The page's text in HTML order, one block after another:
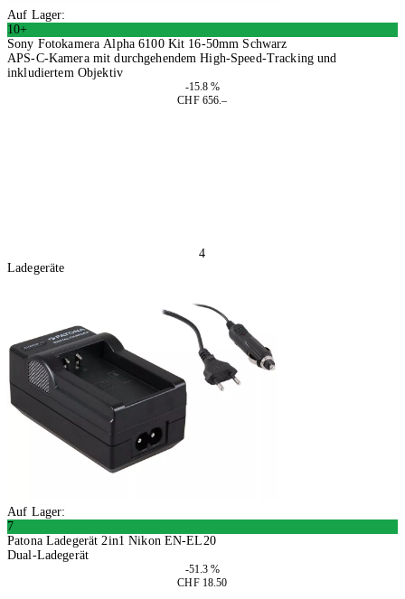
Auf Lager:
10+
Sony Fotokamera Alpha 6100 Kit 16-50mm Schwarz
APS-C-Kamera mit durchgehendem High-Speed-Tracking und
inkludiertem Objektiv
-15.8 %
CHF 656.–
4
Ladegeräte
Auf Lager:
7
Patona Ladegerät 2in1 Nikon EN-EL20
Dual-Ladegerät
-51.3 %
CHF 18.50